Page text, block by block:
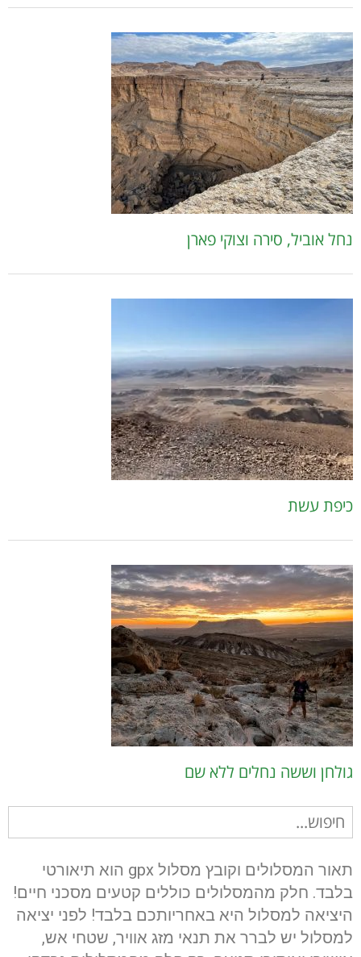
נחל אוביל, סירה וצוקי פארן
כיפת עשת
גולחן וששה נחלים ללא שם
חיפוש
עבור:
תאור המסלולים וקובץ מסלול gpx הוא תיאורטי
בלבד. חלק מהמסלולים כוללים קטעים מסכני חיים!
היציאה למסלול היא באחריותכם בלבד! לפני יציאה
למסלול יש לברר את תנאי מזג אוויר, שטחי אש,